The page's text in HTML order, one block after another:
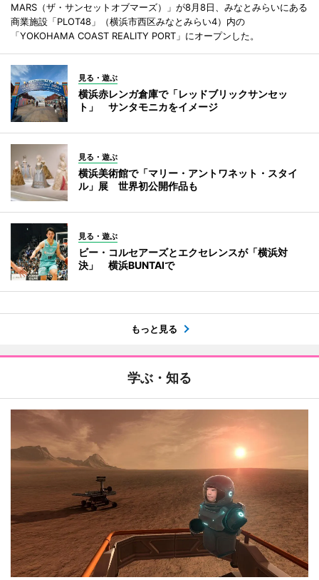
MARS（ザ・サンセットオブマーズ）」が8月8日、みなとみらいにある
商業施設「PLOT48」（横浜市西区みなとみらい4）内の
「YOKOHAMA COAST REALITY PORT」にオープンした。
見る・遊ぶ
横浜赤レンガ倉庫で「レッドブリックサンセッ
ト」 サンタモニカをイメージ
見る・遊ぶ
横浜美術館で「マリー・アントワネット・スタイ
ル」展 世界初公開作品も
見る・遊ぶ
ビー・コルセアーズとエクセレンスが「横浜対
決」 横浜BUNTAIで
もっと見る
学ぶ・知る